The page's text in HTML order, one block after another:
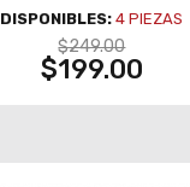
DISPONIBLES: 4 PIEZAS
$249.00
$199.00